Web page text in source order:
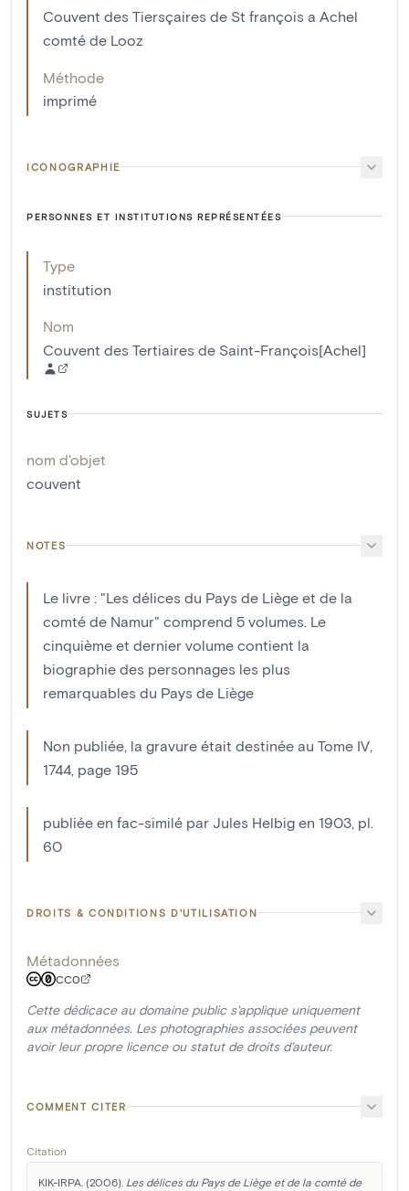
Couvent des Tiersçaires de St françois a Achel
comté de Looz
Méthode
imprimé
ICONOGRAPHIE
PERSONNES ET INSTITUTIONS REPRÉSENTÉES
Type
institution
Nom
Couvent des Tertiaires de Saint-François[Achel]
SUJETS
nom d'objet
couvent
NOTES
Le livre : "Les délices du Pays de Liège et de la
comté de Namur" comprend 5 volumes. Le
cinquième et dernier volume contient la
biographie des personnages les plus
remarquables du Pays de Liège
Non publiée, la gravure était destinée au Tome IV,
1744, page 195
publiée en fac-similé par Jules Helbig en 1903, pl.
60
DROITS & CONDITIONS D'UTILISATION
Métadonnées
CC0
Cette dédicace au domaine public s'applique uniquement
aux métadonnées. Les photographies associées peuvent
avoir leur propre licence ou statut de droits d'auteur.
COMMENT CITER
Citation
KIK-IRPA. (2006). Les délices du Pays de Liège et de la comté de